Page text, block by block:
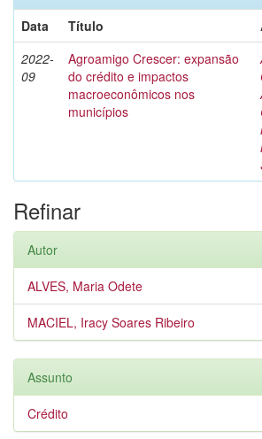
Data
Título
2022-
09
Agroamigo Crescer: expansão
do crédito e impactos
macroeconômicos nos
municípios
Refinar
Autor
ALVES, Maria Odete
MACIEL, Iracy Soares Ribeiro
Assunto
Crédito